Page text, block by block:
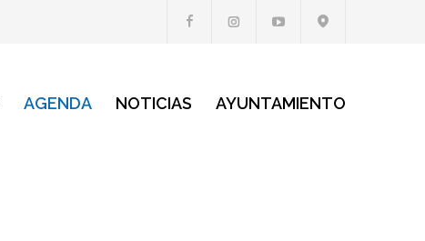
AGENDA NOTICIAS AYUNTAMIENTO